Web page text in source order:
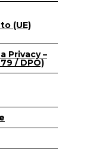
(UE)
Privacy –
/ DPO)